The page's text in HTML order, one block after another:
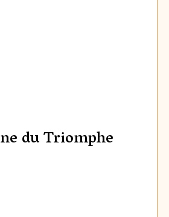
du Triomphe